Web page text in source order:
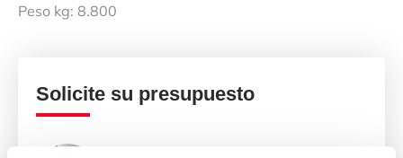
Peso kg: 8.800
Solicite su presupuesto